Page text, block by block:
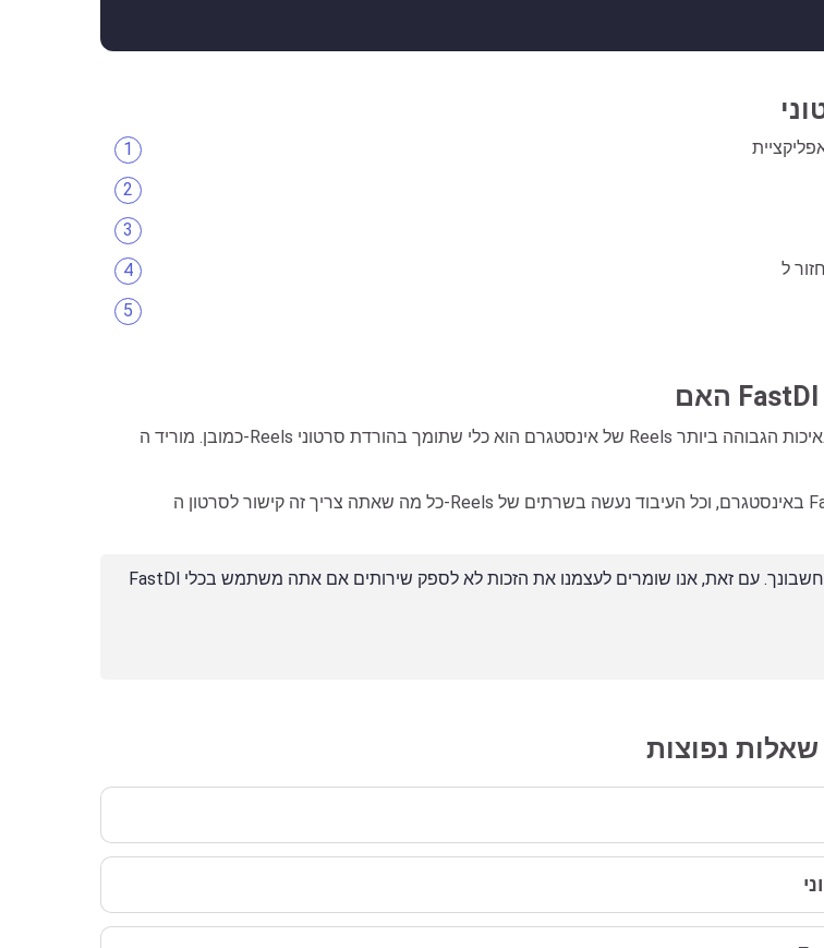
כמובן. מוריד ה-Reels של אינסטגרם הוא כלי שתומך בהורדת סרטוני Reels באינסטגרם באיכות הגבוהה ביותר: Full HD, 1080p, 2k, 4k. אנו ניתן עדיפות להצגת קישורי הורדה
כל מה שאתה צריך זה קישור לסרטון ה-Reels באינסטגרם, וכל העיבוד נעשה בשרתים של FastDl. שמור והורד סרטוני Reels מאינסטגרם בלחיצה אחת בלבד. תומך בכל
FastDl פותח במטרה לעזור למשתמשים להוריד סרטונים ותמונות שפורסמו על ידי חשבונך. עם זאת, אנו שומרים לעצמנו את הזכות לא לספק שירותים אם אתה משתמש בכלי
שאלות נפוצות